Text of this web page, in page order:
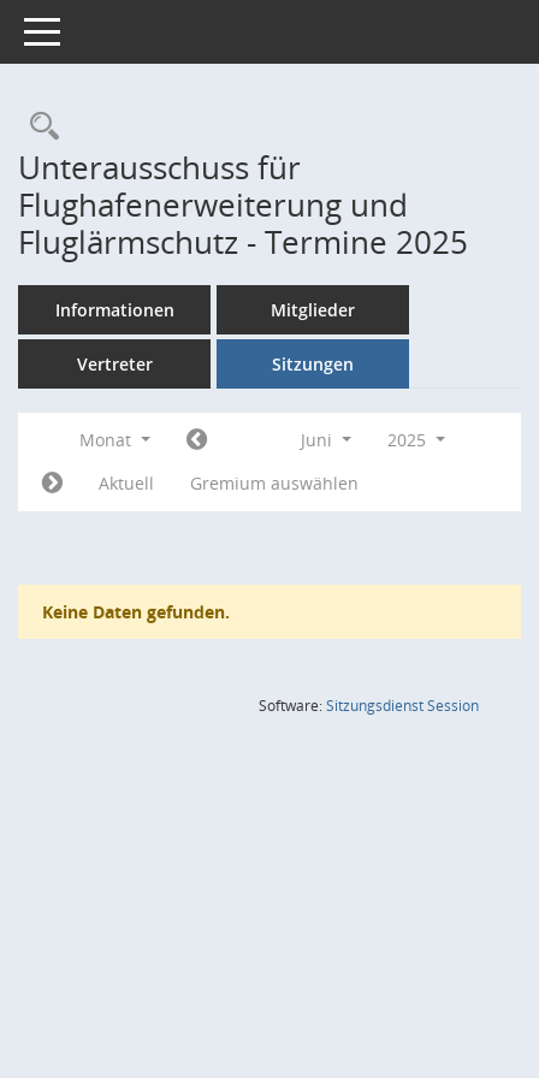
Toggle navigation
Rechercheauswahl
Unterausschuss für
Flughafenerweiterung und
Fluglärmschutz - Termine 2025
Informationen Mitglieder
Vertreter Sitzungen
Monat Juni
2025
Aktuell
Gremium auswählen
Keine Daten gefunden.
Software:SitzungsdienstSession(Wird in